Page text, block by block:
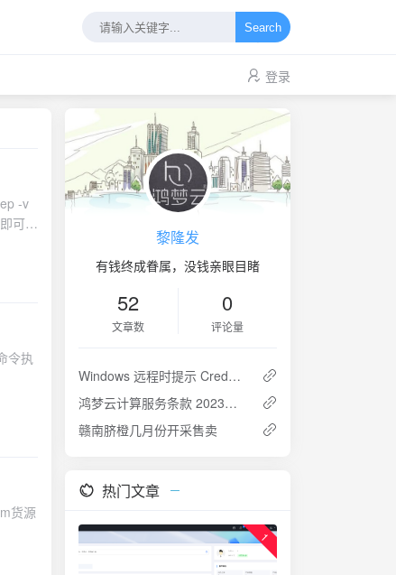
Search
登录
-v
可关
令执
货源
黎隆发
有钱终成眷属，没钱亲眼目睹
52
文章数
0
评论量
Windows 远程时提示 CredSSP 加密数据库修正的解决方法
鸿梦云计算服务条款 2023年5月
赣南脐橙几月份开采售卖
热门文章
1